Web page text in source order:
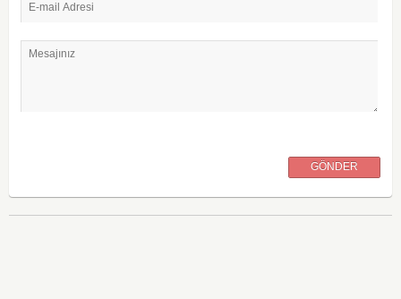
E-mail Adresi
Mesajınız
GÖNDER